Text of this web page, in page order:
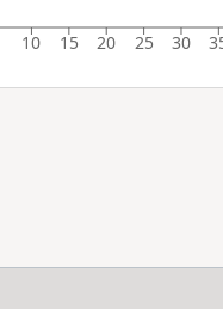
10 15 20 25 30